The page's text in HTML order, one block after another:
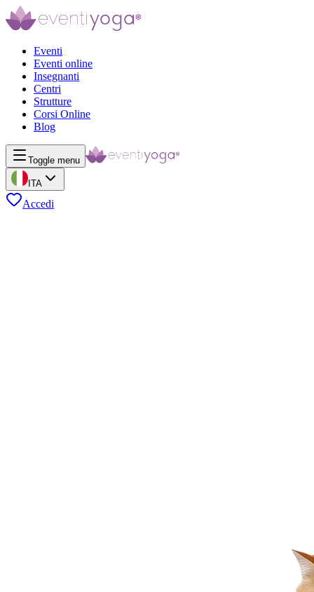
Eventi
Eventi online
Insegnanti
Centri
Strutture
Corsi Online
Blog
Toggle menu
ITA
Accedi